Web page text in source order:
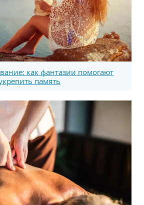
как фантазии помогают
память